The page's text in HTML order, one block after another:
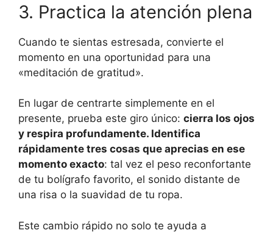
3. Practica la atención plena
Cuando te sientas estresada, convierte el
momento en una oportunidad para una
«meditación de gratitud».
En lugar de centrarte simplemente en el
presente, prueba este giro único: cierra los ojos
y respira profundamente. Identifica
rápidamente tres cosas que aprecias en ese
momento exacto: tal vez el peso reconfortante
de tu bolígrafo favorito, el sonido distante de
una risa o la suavidad de tu ropa.
Este cambio rápido no solo te ayuda a